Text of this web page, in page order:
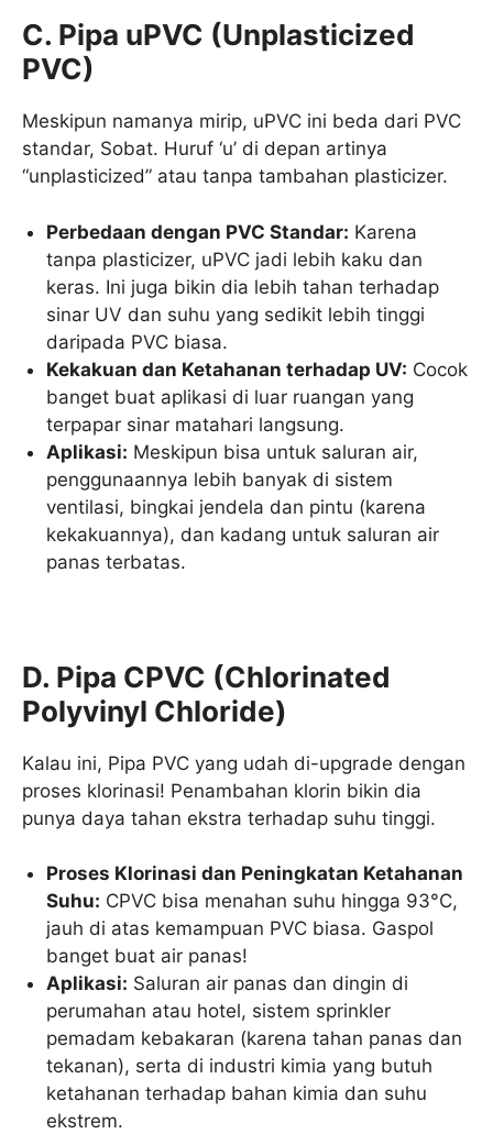
C. Pipa uPVC (Unplasticized
PVC)
Meskipun namanya mirip, uPVC ini beda dari PVC
standar, Sobat. Huruf ‘u’ di depan artinya
“unplasticized” atau tanpa tambahan plasticizer.
Perbedaan dengan PVC Standar: Karena
tanpa plasticizer, uPVC jadi lebih kaku dan
keras. Ini juga bikin dia lebih tahan terhadap
sinar UV dan suhu yang sedikit lebih tinggi
daripada PVC biasa.
Kekakuan dan Ketahanan terhadap UV: Cocok
banget buat aplikasi di luar ruangan yang
terpapar sinar matahari langsung.
Aplikasi: Meskipun bisa untuk saluran air,
penggunaannya lebih banyak di sistem
ventilasi, bingkai jendela dan pintu (karena
kekakuannya), dan kadang untuk saluran air
panas terbatas.
D. Pipa CPVC (Chlorinated
Polyvinyl Chloride)
Kalau ini, Pipa PVC yang udah di-upgrade dengan
proses klorinasi! Penambahan klorin bikin dia
punya daya tahan ekstra terhadap suhu tinggi.
Proses Klorinasi dan Peningkatan Ketahanan
Suhu: CPVC bisa menahan suhu hingga 93°C,
jauh di atas kemampuan PVC biasa. Gaspol
banget buat air panas!
Aplikasi: Saluran air panas dan dingin di
perumahan atau hotel, sistem sprinkler
pemadam kebakaran (karena tahan panas dan
tekanan), serta di industri kimia yang butuh
ketahanan terhadap bahan kimia dan suhu
ekstrem.